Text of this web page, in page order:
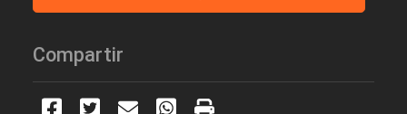
Compartir